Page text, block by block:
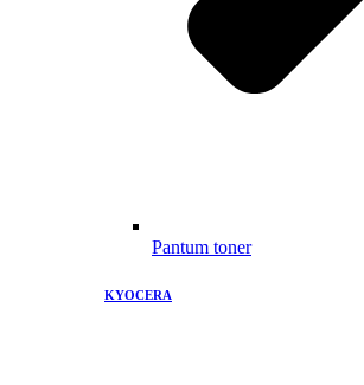
Pantum toner
KYOCERA